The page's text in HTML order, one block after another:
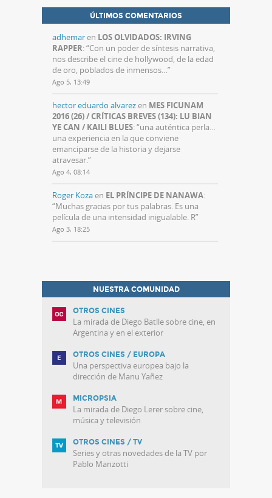
ÚLTIMOS COMENTARIOS
adhemaren LOS OLVIDADOS: IRVING
RAPPER: “Con un poder de síntesis narrativa,
nos describe el cine de hollywood, de la edad
de oro, poblados de inmensos…”
Ago 5, 13:49
hector eduardo alvarezen MES FICUNAM
2016 (26) / CRÍTICAS BREVES (134): LU BIAN
YE CAN / KAILI BLUES: “una auténtica perla…
una experiencia en la que conviene
emanciparse de la historia y dejarse
atravesar.”
Ago 4, 08:14
Roger Kozaen EL PRÍNCIPE DE NANAWA:
“Muchas gracias por tus palabras. Es una
película de una intensidad inigualable. R”
Ago 3, 18:25
NUESTRA COMUNIDAD
OTROS CINES
La mirada de Diego Batlle sobre cine, en
Argentina y en el exterior
OTROS CINES / EUROPA
Una perspectiva europea bajo la
dirección de Manu Yañez
MICROPSIA
La mirada de Diego Lerer sobre cine,
música y televisión
OTROS CINES / TV
Series y otras novedades de la TV por
Pablo Manzotti